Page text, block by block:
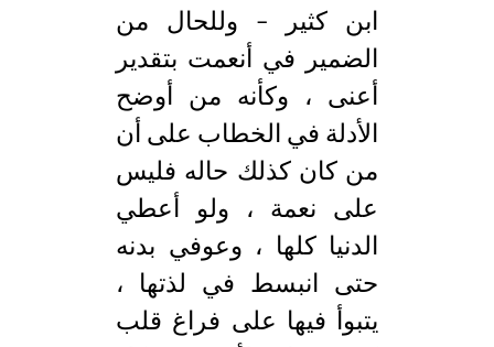
ابن كثير – وللحال من
الضمير في أنعمت بتقدير
أعنى ، وكأنه من أوضح
الأدلة في الخطاب على أن
من كان كذلك حاله فليس
على نعمة ، ولو أعطي
الدنيا كلها ، وعوفي بدنه
حتى انبسط في لذتها ،
يتبوأ فيها على فراغ قلب